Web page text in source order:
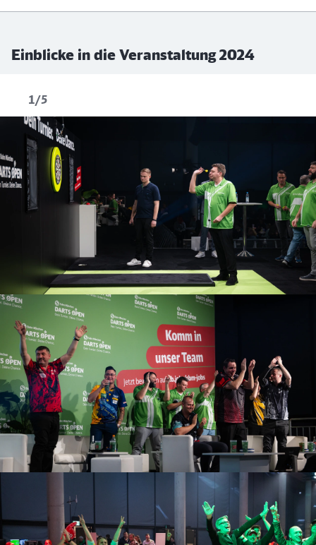
Einblicke in die Veranstaltung 2024
1/5